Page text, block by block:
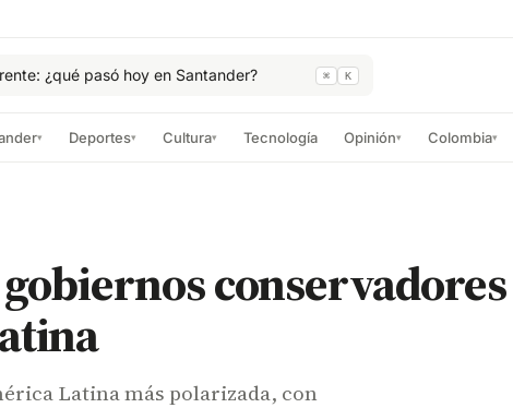
¿qué pasó hoy en Santander? ⌘ K
▾ Deportes▾ Cultura▾ Tecnología Opinión▾ Colombia▾
conservadores
Latina más polarizada, con